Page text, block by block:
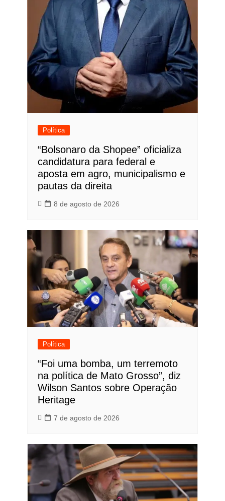
Política
“Bolsonaro da Shopee” oficializa
candidatura para federal e
aposta em agro, municipalismo e
pautas da direita
8 de agosto de 2026
Política
“Foi uma bomba, um terremoto
na política de Mato Grosso”, diz
Wilson Santos sobre Operação
Heritage
7 de agosto de 2026